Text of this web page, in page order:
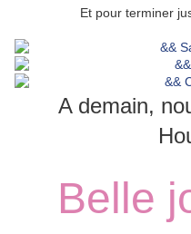
Et pour terminer
A demain,
Belle